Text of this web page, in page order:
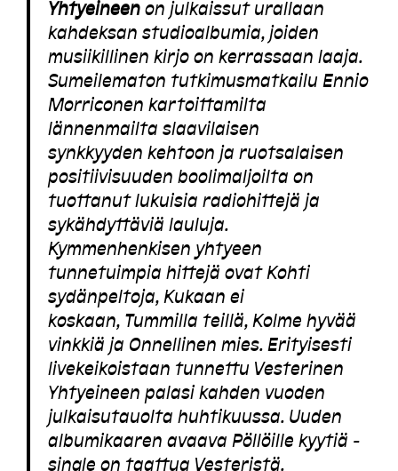
Yhtyeineen on julkaissut urallaan
kahdeksan studioalbumia, joiden
musiikillinen kirjo on kerrassaan laaja.
Sumeilematon tutkimusmatkailu Ennio
Morriconen kartoittamilta
lännenmailta slaavilaisen
synkkyyden kehtoon ja ruotsalaisen
positiivisuuden boolimaljoilta on
tuottanut lukuisia radiohittejä ja
sykähdyttäviä lauluja.
Kymmenhenkisen yhtyeen
tunnetuimpia hittejä ovat Kohti
sydänpeltoja, Kukaan ei
koskaan, Tummilla teillä, Kolme hyvää
vinkkiä ja Onnellinen mies. Erityisesti
livekeikoistaan tunnettu Vesterinen
Yhtyeineen palasi kahden vuoden
julkaisutauolta huhtikuussa. Uuden
albumikaaren avaava Pöllöille kyytiä -
single on taattua Vesteristä.